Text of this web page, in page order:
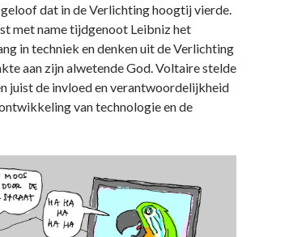
dat in de Verlichting hoogtij vierde.
met name tijdgenoot Leibniz het
in techniek en denken uit de Verlichting
aan zijn alwetende God. Voltaire stelde
juist de invloed en verantwoordelijkheid
van technologie en de